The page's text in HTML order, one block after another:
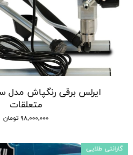
ایرلس برقی رنگپاش مدل
متعلقات
۹۸,۰۰۰,۰۰۰ تومان
گارانتی طلایی